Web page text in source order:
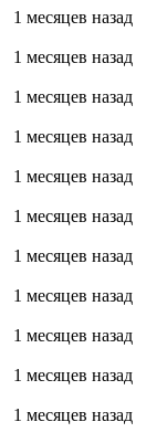
1 месяцев назад
1 месяцев назад
1 месяцев назад
1 месяцев назад
1 месяцев назад
1 месяцев назад
1 месяцев назад
1 месяцев назад
1 месяцев назад
1 месяцев назад
1 месяцев назад